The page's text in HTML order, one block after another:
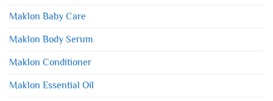
Maklon Baby Care
Maklon Body Serum
Maklon Conditioner
Maklon Essential Oil